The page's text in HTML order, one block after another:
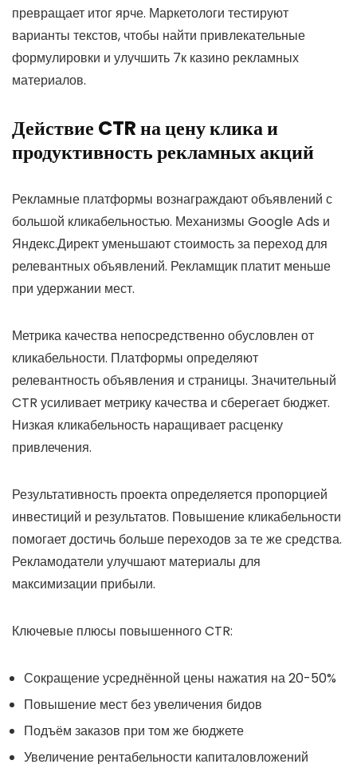
превращает итог ярче. Маркетологи тестируют
варианты текстов, чтобы найти привлекательные
формулировки и улучшить 7к казино рекламных
материалов.
Действие CTR на цену клика и
продуктивность рекламных акций
Рекламные платформы вознаграждают объявлений с
большой кликабельностью. Механизмы Google Ads и
Яндекс.Директ уменьшают стоимость за переход для
релевантных объявлений. Рекламщик платит меньше
при удержании мест.
Метрика качества непосредственно обусловлен от
кликабельности. Платформы определяют
релевантность объявления и страницы. Значительный
CTR усиливает метрику качества и сберегает бюджет.
Низкая кликабельность наращивает расценку
привлечения.
Результативность проекта определяется пропорцией
инвестиций и результатов. Повышение кликабельности
помогает достичь больше переходов за те же средства.
Рекламодатели улучшают материалы для
максимизации прибыли.
Ключевые плюсы повышенного CTR:
Сокращение усреднённой цены нажатия на 20-50%
Повышение мест без увеличения бидов
Подъём заказов при том же бюджете
Увеличение рентабельности капиталовложений